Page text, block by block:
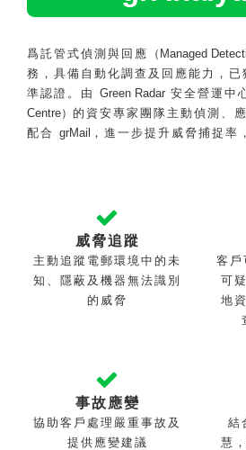
爲託管式偵測與回應 （Managed
務，具備自動化調查及回應能力，已
準認證。由 Green Radar 安全營運中
Centre） 的資安專家團隊主動偵測、
配合 grMail ，進一步提升威脅捕捉率
威脅追蹤
主動追蹤電郵環境中的未
知、隱蔽及機器無法識別
的威脅
客戶
可
地
事故應變
協助客戶處理嚴重事故及
提供應變建議
結
慧